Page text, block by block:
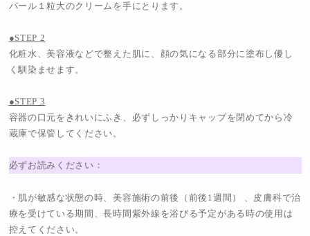
パール１粒大のクリームを手にとります。
●STEP 2
化粧水、美容液などで整えた肌に、顔の気になる部分に塗布し優し
く馴染ませます。
●STEP 3
容器の口元をきれいにふき、必ずしっかりキャップを閉めてから冷
蔵庫で保管してください。
必ずお読みください：
・肌が敏感な状態の時、美容施術の前後（前後1週間） 、皮膚科で治
療を受けている期間、長時間紫外線を浴びる予定がある時の使用は
控えてください。